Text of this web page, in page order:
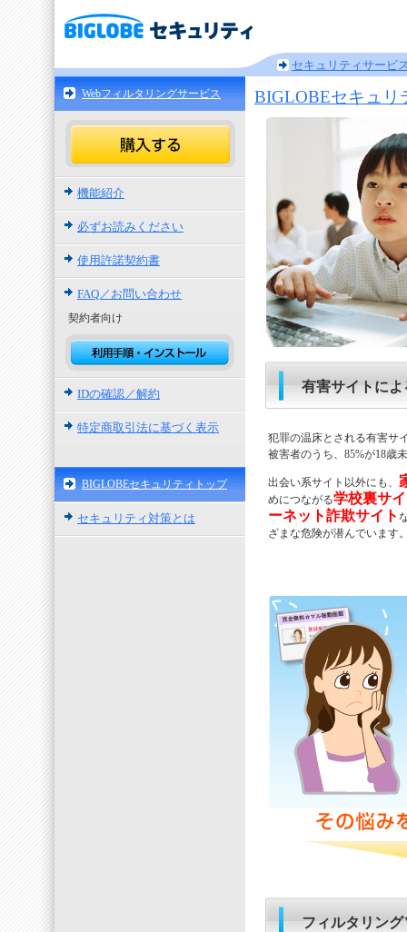
セキュリティサービ
BIGLOBEセキュリ
有害サイトに
犯罪の温床とされる有害サ
被害者のうち、85%が18歳
出会い系サイト以外にも、
めにつながる学校裏サ
ーネット詐欺サイト
ざまな危険が潜んでいます
フィルタリン
Webフィルタリングサービス
機能紹介
必ずお読みください
使用許諾契約書
FAQ／お問い合わせ
契約者向け
IDの確認／解約
特定商取引法に基づく表示
BIGLOBEセキュリティトップ
セキュリティ対策とは